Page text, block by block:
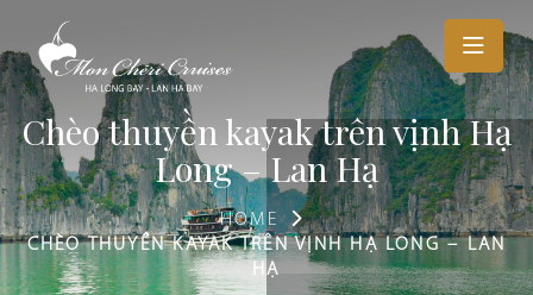
Chèo thuyền kayak trên vịnh Hạ
Long – Lan Hạ
HOME
CHÈO THUYỀN KAYAK TRÊN VỊNH HẠ LONG – LAN
HẠ